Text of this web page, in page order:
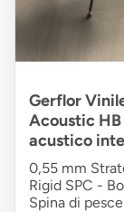
Gerflor
Acoustic
acustico
0,55 mm
Rigid SPC -
Spina di